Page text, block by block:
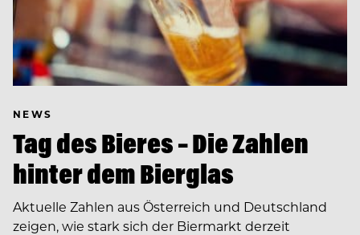
NEWS
Tag des Bieres – Die Zahlen
hinter dem Bierglas
Aktuelle Zahlen aus Österreich und Deutschland
zeigen, wie stark sich der Biermarkt derzeit